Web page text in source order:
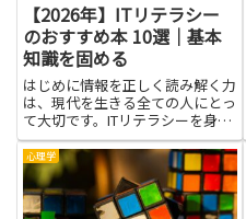
【2026年】ITリテラシー
のおすすめ本 10選｜基本
知識を固める
はじめに情報を正しく読み解く力
は、現代を生きる全ての人にとっ
て大切です。ITリテラシーを身に
つけると、スマホやパソコンを使
う場面での判断が安定し、困った
ときにも落ち着いて対処できるよ
うになります。基本知識を固める
ことは、学校の宿題や仕事の準...
心理学